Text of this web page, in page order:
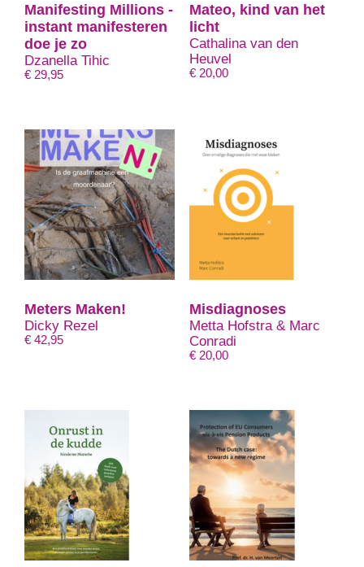
Manifesting Millions -
instant manifesteren
doe je zo
Dzanella Tihic
€ 29,95
Mateo, kind van het
licht
Cathalina van den
Heuvel
€ 20,00
Meters Maken!
Dicky Rezel
€ 42,95
Misdiagnoses
Metta Hofstra & Marc
Conradi
€ 20,00